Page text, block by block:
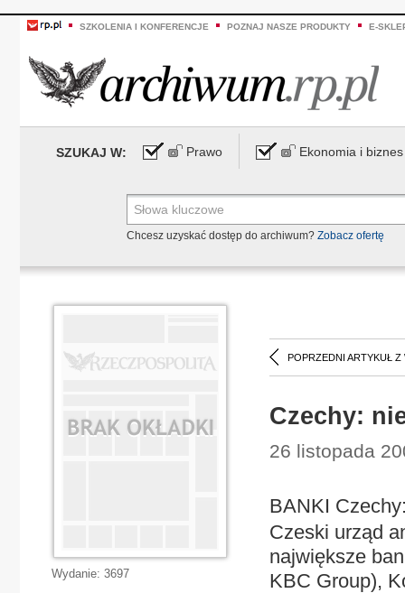
SZKOLENIA I KONFERENCJE POZNAJ NASZE PRODUKTY E-
SZUKAJ W: Prawo Ekonomia i biznes
Chcesz uzyskać dostęp do archiwum? Zobacz ofertę
POPRZEDNI ARTYKUŁ Z
Czechy:
26 listopada
BANKI
Czeski urząd
największe
KBC Group),
Wydanie: 3697